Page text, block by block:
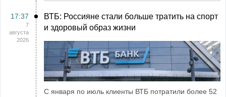
17:37
7
августа
2026
ВТБ: Россияне стали больше тратить на спорт
и здоровый образ жизни
С января по июль клиенты ВТБ потратили более 52